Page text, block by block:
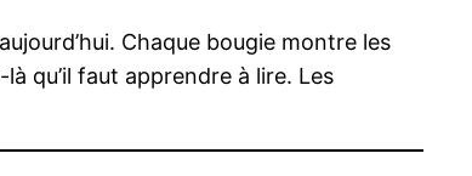
Chaque bougie montre les
qu’il faut apprendre à lire. Les